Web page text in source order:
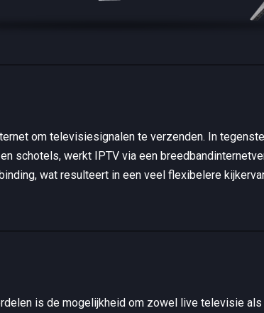
om televisiesignalen te verzenden. In
schotels, werkt IPTV via een
wat resulteert in een veel flexibelere
is de mogelijkheid om zowel live televisie